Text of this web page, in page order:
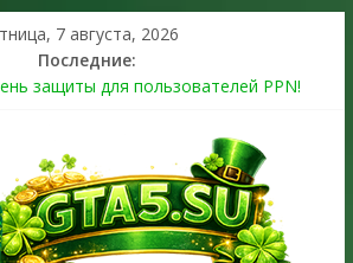
7 августа, 2026
Последние:
защиты для пользователей PPN!
выйдет в GTA Online уже 14 июля
Games Social Club ошибка #1.500.7:
аккаунт и войти без проблем в 2026
в GTA Online по программе